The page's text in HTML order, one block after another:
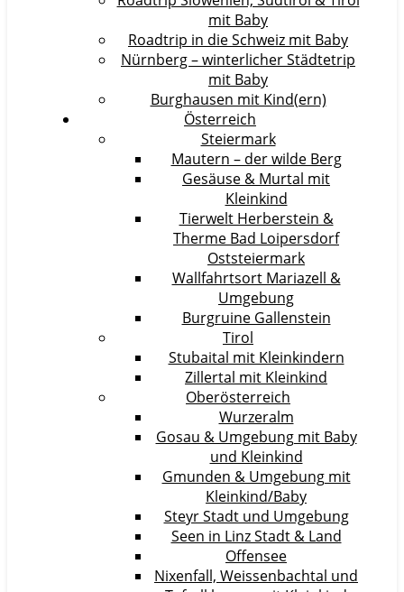
mit Baby
Roadtrip in die Schweiz mit Baby
Nürnberg – winterlicher Städtetrip
mit Baby
Burghausen mit Kind(ern)
Österreich
Steiermark
Mautern – der wilde Berg
Gesäuse & Murtal mit
Kleinkind
Tierwelt Herberstein &
Therme Bad Loipersdorf
Oststeiermark
Wallfahrtsort Mariazell &
Umgebung
Burgruine Gallenstein
Tirol
Stubaital mit Kleinkindern
Zillertal mit Kleinkind
Oberösterreich
Wurzeralm
Gosau & Umgebung mit Baby
und Kleinkind
Gmunden & Umgebung mit
Kleinkind/Baby
Steyr Stadt und Umgebung
Seen in Linz Stadt & Land
Offensee
Nixenfall, Weissenbachtal und